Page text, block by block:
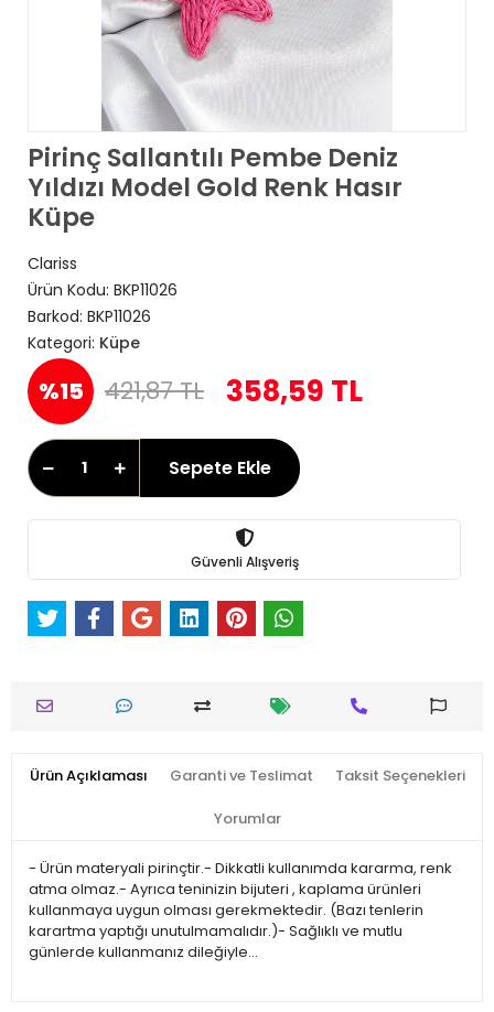
Pirinç Sallantılı Pembe Deniz
Yıldızı Model Gold Renk Hasır
Küpe
Clariss
Ürün Kodu: BKP11026
Barkod: BKP11026
Kategori: Küpe
%15 421,87 TL 358,59 TL
Sepete Ekle
Güvenli Alışveriş
Ürün Açıklaması Garanti ve Teslimat Taksit Seçenekleri
Yorumlar
- Ürün materyali pirinçtir.- Dikkatli kullanımda kararma, renk
atma olmaz.- Ayrıca teninizin bijuteri , kaplama ürünleri
kullanmaya uygun olması gerekmektedir. (Bazı tenlerin
karartma yaptığı unutulmamalıdır.)- Sağlıklı ve mutlu
günlerde kullanmanız dileğiyle…